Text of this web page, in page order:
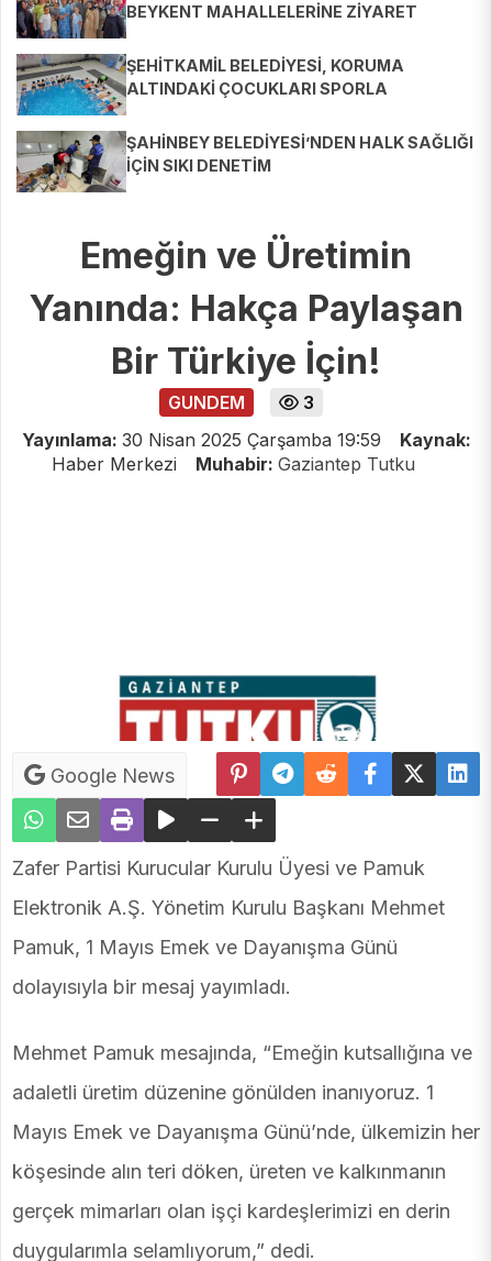
BEYKENT MAHALLELERİNE ZİYARET
ŞEHİTKAMİL BELEDİYESİ, KORUMA
ALTINDAKİ ÇOCUKLARI SPORLA
ŞAHİNBEY BELEDİYESİ’NDEN HALK SAĞLIĞI
İÇİN SIKI DENETİM
Emeğin ve Üretimin
Yanında: Hakça Paylaşan
Bir Türkiye İçin!
GUNDEM
3
Yayınlama: 30 Nisan 2025 Çarşamba 19:59
Kaynak:
Haber Merkezi
Muhabir: Gaziantep Tutku
Google News
Zafer Partisi Kurucular Kurulu Üyesi ve Pamuk
Elektronik A.Ş. Yönetim Kurulu Başkanı Mehmet
Pamuk, 1 Mayıs Emek ve Dayanışma Günü
dolayısıyla bir mesaj yayımladı.
Mehmet Pamuk mesajında, “Emeğin kutsallığına ve
adaletli üretim düzenine gönülden inanıyoruz. 1
Mayıs Emek ve Dayanışma Günü’nde, ülkemizin her
köşesinde alın teri döken, üreten ve kalkınmanın
gerçek mimarları olan işçi kardeşlerimizi en derin
duygularımla selamlıyorum,” dedi.